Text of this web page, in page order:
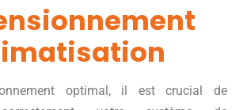
optimal, il est crucial de